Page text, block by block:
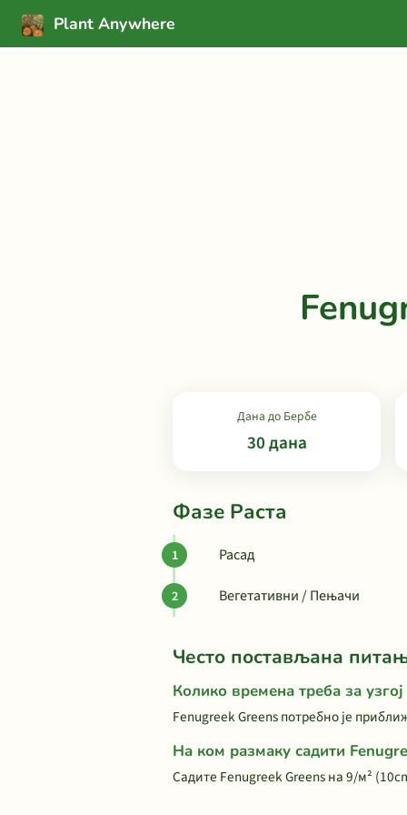
Plant Anywhere
Дана до Бербе
30 дана
Фазе Раста
Расад
Вегетативни / Пењачи
Често постављана
Колико времена треба за
Fenugreek Greens потребно је
На ком размаку садити
Садите Fenugreek Greens на 9/м²